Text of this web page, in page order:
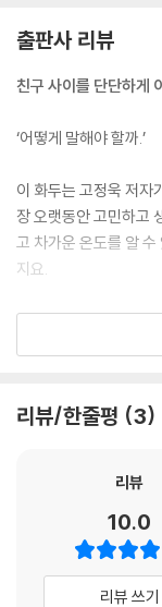
출판사 리뷰
친구 사이를 단단하게
‘어떻게 말해야 할까.’
이 화두는 고정욱 저자
장 오랫동안 고민하고
고 차가운 온도를 알 수
지요.
앞의 두 권 『다정한 말,
은 어린이들의 내면과
을 넘기며 어떠한 말을
어 가고 싶은 모두를
뜻을 또렷하고 분명하
상처나 오해가 생기지
리뷰/한줄평 3
리뷰
10.0
리뷰 쓰기